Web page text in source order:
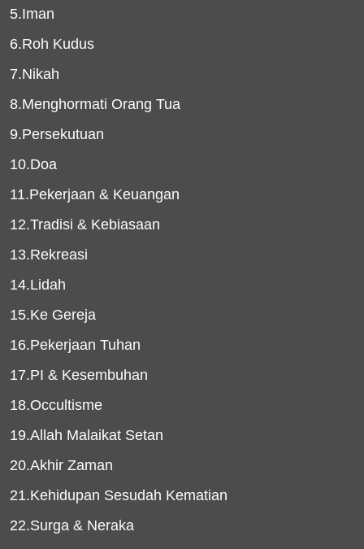
5.Iman
6.Roh Kudus
7.Nikah
8.Menghormati Orang Tua
9.Persekutuan
10.Doa
11.Pekerjaan & Keuangan
12.Tradisi & Kebiasaan
13.Rekreasi
14.Lidah
15.Ke Gereja
16.Pekerjaan Tuhan
17.PI & Kesembuhan
18.Occultisme
19.Allah Malaikat Setan
20.Akhir Zaman
21.Kehidupan Sesudah Kematian
22.Surga & Neraka